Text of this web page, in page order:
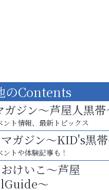
動かない」を解消しませんか？
ァースト
のContents
ガジン～芦屋人黒帯
ント情報、最新トピックス
ガジン～KID's黒
トや体験記事も！
けいこ～芦屋
～